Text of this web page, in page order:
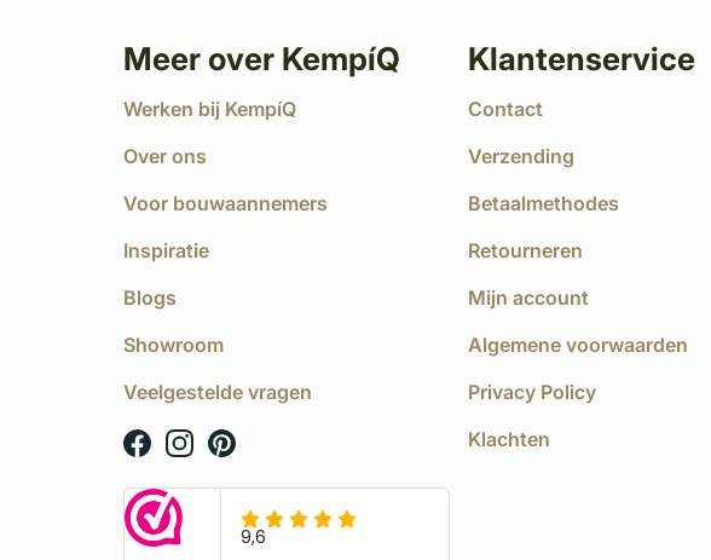
Meer over KempíQ
Werken bij KempíQ
Over ons
Voor bouwaannemers
Inspiratie
Blogs
Showroom
Veelgestelde vragen
Klantenservice
Contact
Verzending
Betaalmethodes
Retourneren
Mijn account
Algemene voorwaarden
Privacy Policy
Klachten